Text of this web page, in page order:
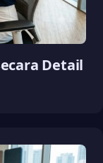
Detail